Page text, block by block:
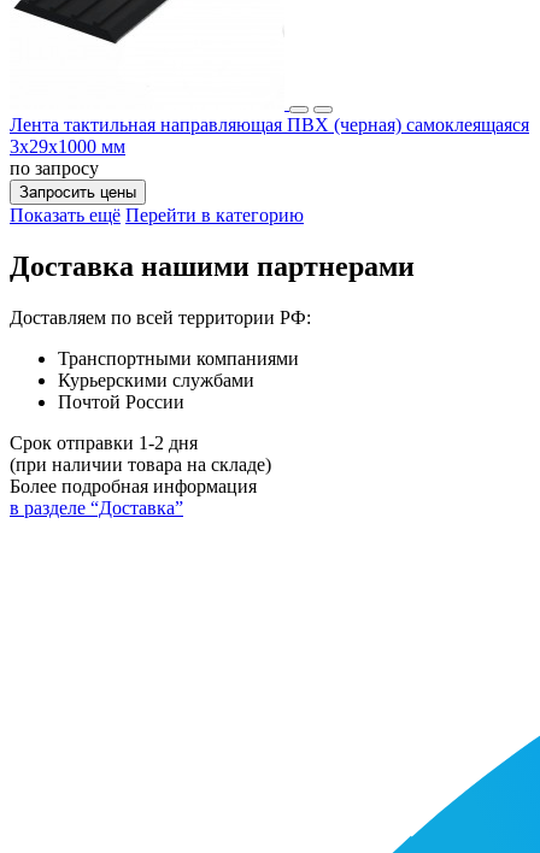
Лента тактильная направляющая ПВХ (черная) самоклеящаяся
3х29х1000 мм
по запросу
Запросить цены
Показать ещё Перейти в категорию
Доставка нашими партнерами
Доставляем по всей территории РФ:
Транспортными компаниями
Курьерскими службами
Почтой России
Срок отправки 1-2 дня
(при наличии товара на складе)
Более подробная информация
в разделе “Доставка”